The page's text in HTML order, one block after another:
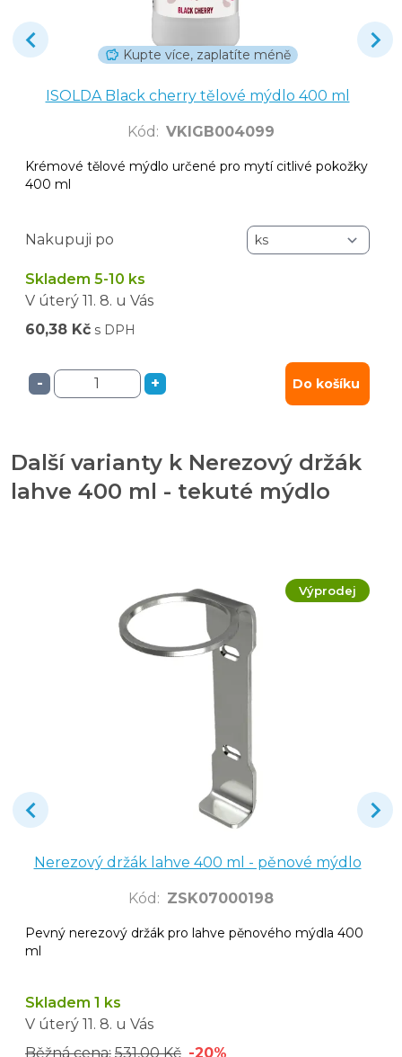
Kupte více, zaplatíte méně
ISOLDA Black cherry tělové mýdlo 400 ml
Kód : VKIGB004099
Krémové tělové mýdlo určené pro mytí citlivé pokožky
400 ml
Nakupuji po
Skladem 5-10 ks
V úterý 11. 8. u Vás
60,38 Kč s DPH
- + Do košíku
Další varianty k Nerezový držák
lahve 400 ml - tekuté mýdlo
Výprodej
Nerezový držák lahve 400 ml - pěnové mýdlo
Kód : ZSK07000198
Pevný nerezový držák pro lahve pěnového mýdla 400
ml
Skladem 1 ks
V úterý 11. 8. u Vás
Běžná cena: 531,00 Kč -20%